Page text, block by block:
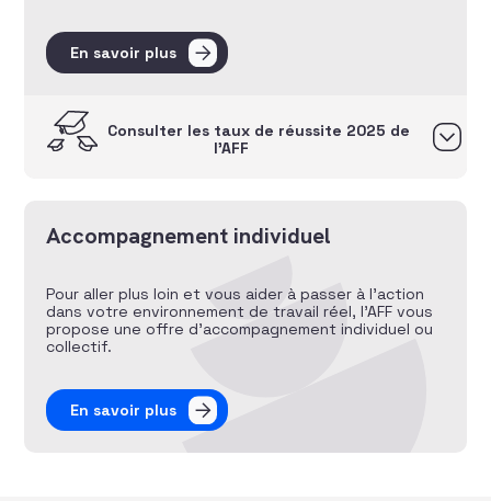
En savoir plus
Consulter les taux de réussite 2025 de
l’AFF
Accompagnement individuel
Pour aller plus loin et vous aider à passer à l’action
dans votre environnement de travail réel, l’AFF vous
propose une offre d’accompagnement individuel ou
collectif.
En savoir plus